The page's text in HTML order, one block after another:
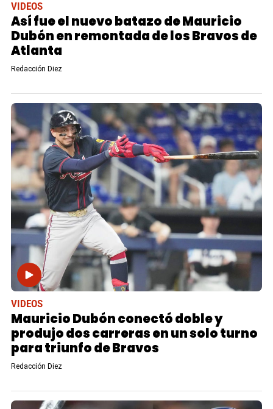
VIDEOS
Así fue el nuevo batazo de Mauricio
Dubón en remontada de los Bravos de
Atlanta
Redacción Diez
VIDEOS
Mauricio Dubón conectó doble y
produjo dos carreras en un solo turno
para triunfo de Bravos
Redacción Diez